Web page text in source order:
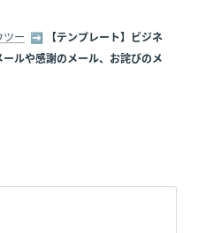
ツー
  ➡
【テンプレート】ビジネ
ルや感謝のメール、お詫びのメ